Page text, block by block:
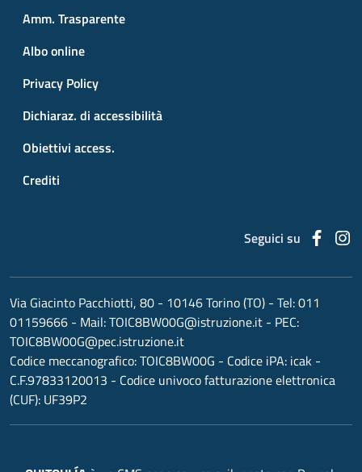
Amm. Trasparente
Albo online
Privacy Policy
Dichiaraz. di accessibilità
Obiettivi access.
Crediti
Seguici su
Via Giacinto Pacchiotti, 80 - 10146 Torino (TO) - Tel:011
01159666 - Mail:TOIC8BW00G@istruzione.it - PEC:
TOIC8BW00G@pec.istruzione.it
Codice meccanografico:TOIC8BW00G - Codice iPA: icak -
C.F.97833120013 - Codice univoco fatturazione elettronica
(CUF): UF39P2